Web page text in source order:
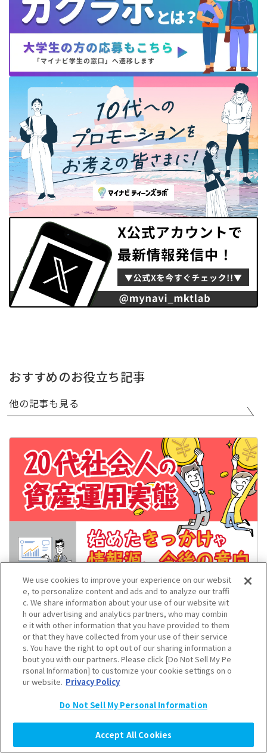
おすすめのお役立ち記事
他の記事も見る
2026年08月07日(金)
20代社会人の資産運用実態 始めたきっかけや情報
源、今後の意向も調査
若手社会人 Z世代 マネー
We use cookies to improve your experience on our websit
e, to personalize content and ads and to analyze our traffi
c. We share information about your use of our website wit
h our advertising and analytics partners, who may combin
e it with other information that you have provided to them
or that they have collected from your use of their service
s. You have the right to opt out of our sharing information a
bout you with our partners. Please click [Do Not Sell My Pe
rsonal Information] to customize your cookie settings on o
ur website. Privacy Policy
Do Not Sell My Personal Information
Accept All Cookies